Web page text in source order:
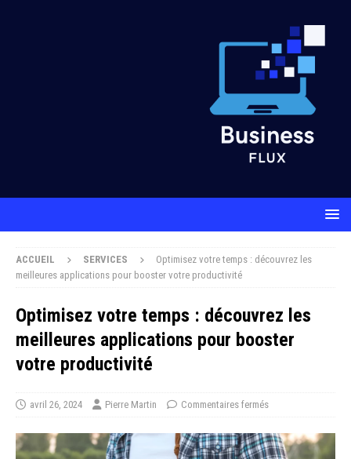
ACCUEIL SERVICES
Optimisez votre temps : découvrez les
meilleures applications pour booster votre productivité
Optimisez votre temps : découvrez les
meilleures applications pour booster
votre productivité
avril 26, 2024 Pierre Martin Commentaires fermés